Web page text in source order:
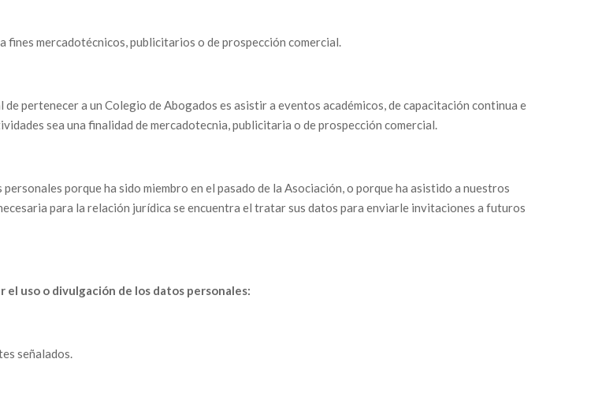
mercadotécnicos, publicitarios o de prospección comercial.
pertenecer a un Colegio de Abogados es asistir a eventos académicos, de capacitación continua e
sea una finalidad de mercadotecnia, publicitaria o de prospección comercial.
porque ha sido miembro en el pasado de la Asociación, o porque ha asistido a nuestros
para la relación jurídica se encuentra el tratar sus datos para enviarle invitaciones a futuros
uso o divulgación de los datos personales:
señalados.